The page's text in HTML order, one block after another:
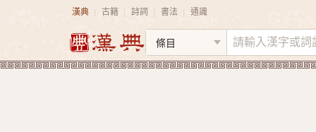
漢典 古籍 詩詞 書法 通識